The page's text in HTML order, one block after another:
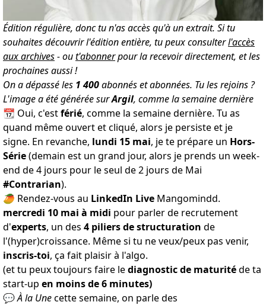
Édition régulière, donc tu n'as accès qu'à un extrait. Si tu
souhaites découvrir l'édition entière, tu peux consulterl'accès
aux archives- out'abonnerpour la recevoir directement, et les
prochaines aussi !
On a dépassé les 1 400abonnés et abonnées. Tu les rejoins ?
L'image a été générée surArgil, comme la semaine dernière
📆 Oui, c'estférié, comme la semaine dernière. Tu as
quand même ouvert et cliqué, alors je persiste et je
signe. En revanche, lundi 15 mai, je te prépare un Hors-
Série(demain est un grand jour, alors je prends un week-
end de 4 jours pour le seul de 2 jours de Mai
#Contrarian).
🥭 Rendez-vous au LinkedIn Live Mangomindd.
mercredi 10 mai à midi pour parler de recrutement
d'experts, un des 4 piliers de structuration de
l'(hyper)croissance. Même si tu ne veux/peux pas venir,
inscris-toi, ça fait plaisir à l'algo.
(et tu peux toujours faire lediagnostic de maturitéde ta
start-up en moins de 6 minutes)
💬À la Unecette semaine, on parle des